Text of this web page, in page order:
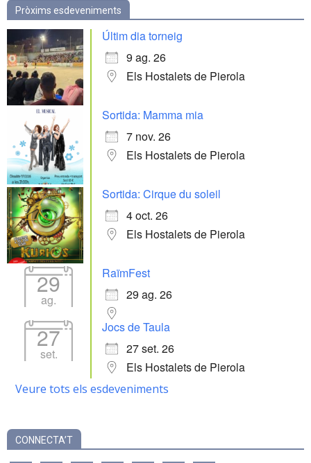
Pròxims esdeveniments
Últim dia torneig
9 ag. 26
Els Hostalets de Pierola
Sortida: Mamma mia
7 nov. 26
Els Hostalets de Pierola
Sortida: Cirque du soleil
4 oct. 26
Els Hostalets de Pierola
29
ag.
RaïmFest
29 ag. 26
27
set.
Jocs de Taula
27 set. 26
Els Hostalets de Pierola
Veure tots els esdeveniments
CONNECTA’T